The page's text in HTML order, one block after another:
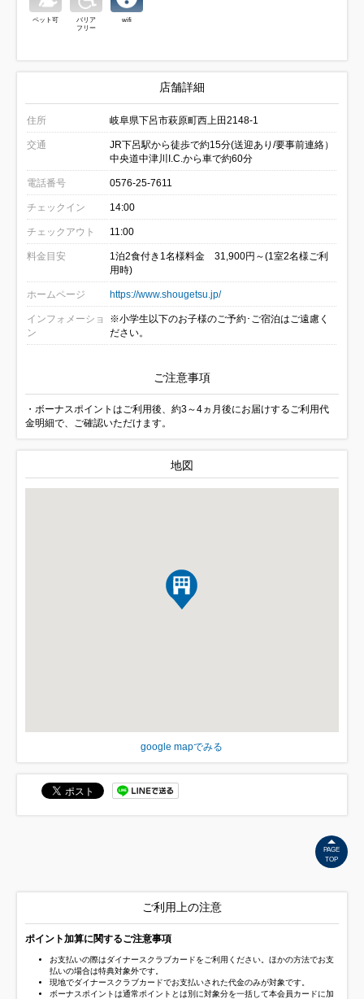
ペット可
バリア
フリー
wifi
店舗詳細
住所 岐阜県下呂市萩原町西上田2148-1
交通
JR下呂駅から徒歩で約15分(送迎あり/要事前連絡）
中央道中津川I.C.から車で約60分
電話番号 0576-25-7611
チェックイン 14:00
チェックアウト 11:00
料金目安
1泊2食付き1名様料金 31,900円～(1室2名様ご利
用時)
ホームページ https://www.shougetsu.jp/
インフォメーショ
ン
※小学生以下のお子様のご予約･ご宿泊はご遠慮く
ださい。
ご注意事項
・ボーナスポイントはご利用後、約3～4ヵ月後にお届けするご利用代
金明細で、ご確認いただけます。
地図
google mapでみる
PAGE
TOP
ご利用上の注意
ポイント加算に関するご注意事項
お支払いの際はダイナースクラブカードをご利用ください。ほかの方法でお支
払いの場合は特典対象外です。
現地でダイナースクラブカードでお支払いされた代金のみが対象です。
ボーナスポイントは通常ポイントとは別に対象分を一括して本会員カードに加